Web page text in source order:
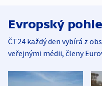
Evropský
ČT24 každý den vybírá z
veřejnými médii, členy